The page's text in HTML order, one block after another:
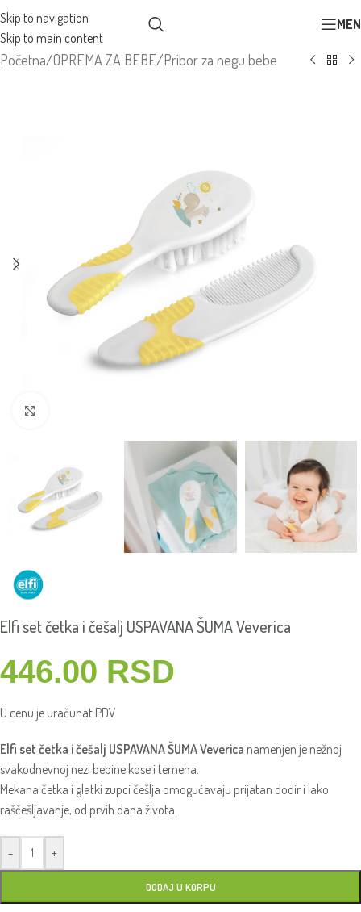
Skip to navigation
Skip to main content
Početna/OPREMA ZA BEBE/Pribor za negu bebe
Elfi set četka i češalj USPAVANA ŠUMA Veverica
446.00 RSD
U cenu je uračunat PDV
Elfi set četka i češalj USPAVANA ŠUMA Veverica namenjen je nežnoj
svakodnevnoj nezi bebine kose i temena.
Mekana četka i glatki zupci češlja omogućavaju prijatan dodir i lako
raščešljavanje, od prvih dana života.
- +
DODAJ U KORPU